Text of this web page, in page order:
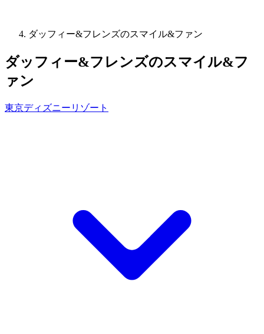
ダッフィー&フレンズのスマイル&ファン
ダッフィー&フレンズのスマイル&フ
ァン
東京ディズニーリゾート